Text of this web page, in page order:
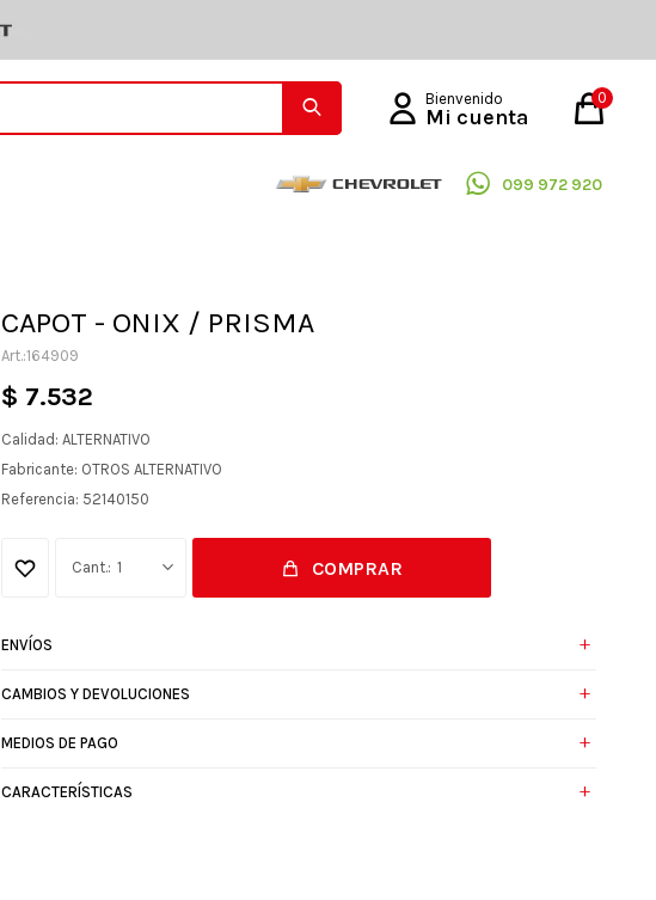
099 972 920
0
CAPOT - ONIX / PRISMA
164909
$ 7.532
Calidad: ALTERNATIVO
Fabricante: OTROS ALTERNATIVO
Referencia: 52140150
1 COMPRAR
ENVÍOS
CAMBIOS Y DEVOLUCIONES
MEDIOS DE PAGO
CARACTERÍSTICAS